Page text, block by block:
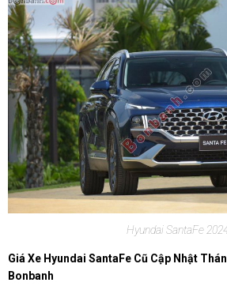
Hyundai SantaFe
Giá Xe Hyundai SantaFe Cũ Cập Nhật
Bonbanh